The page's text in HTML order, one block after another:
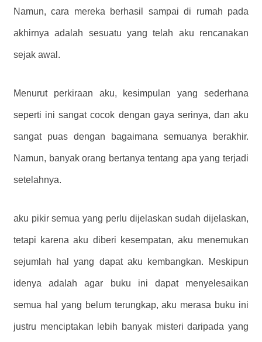
Namun, cara mereka berhasil sampai di rumah pada
akhirnya adalah sesuatu yang telah aku rencanakan
sejak awal.
Menurut perkiraan aku, kesimpulan yang sederhana
seperti ini sangat cocok dengan gaya serinya, dan aku
sangat puas dengan bagaimana semuanya berakhir.
Namun, banyak orang bertanya tentang apa yang terjadi
setelahnya.
aku pikir semua yang perlu dijelaskan sudah dijelaskan,
tetapi karena aku diberi kesempatan, aku menemukan
sejumlah hal yang dapat aku kembangkan. Meskipun
idenya adalah agar buku ini dapat menyelesaikan
semua hal yang belum terungkap, aku merasa buku ini
justru menciptakan lebih banyak misteri daripada yang